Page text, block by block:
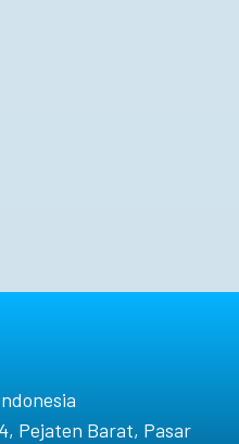
Pejaten Barat, Pasar